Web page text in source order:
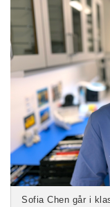
r
r
:
Sofia Chen går i